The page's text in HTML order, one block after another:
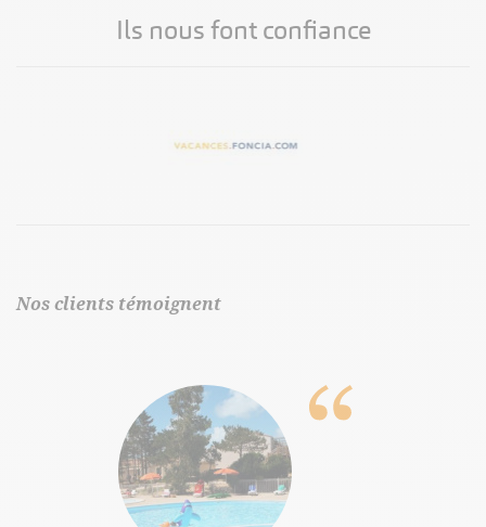
Ils nous font confiance
Nos clients témoignent